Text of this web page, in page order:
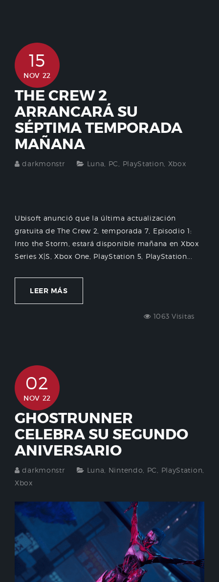
15
NOV 22
THE CREW 2
ARRANCARÁ SU
SÉPTIMA TEMPORADA
MAÑANA
darkmonstr Luna PC PlayStation Xbox
Ubisoft anunció que la última actualización
gratuita de The Crew 2, temporada 7, Episodio 1:
Into the Storm, estará disponible mañana en Xbox
Series X|S, Xbox One, PlayStation 5, PlayStation...
LEER MÁS
1063 Visitas
02
NOV 22
GHOSTRUNNER
CELEBRA SU SEGUNDO
ANIVERSARIO
darkmonstr Luna Nintendo PC PlayStation
Xbox